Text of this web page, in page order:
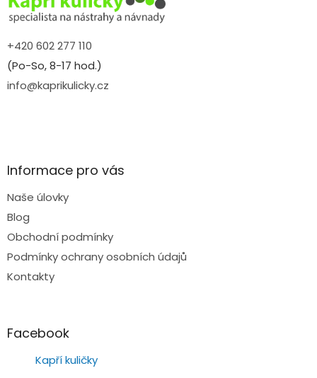
+420 602 277 110
(Po-So, 8-17 hod.)
info@kaprikulicky.cz
Informace pro vás
Naše úlovky
Blog
Obchodní podmínky
Podmínky ochrany osobních údajů
Kontakty
Facebook
Kapří kuličky